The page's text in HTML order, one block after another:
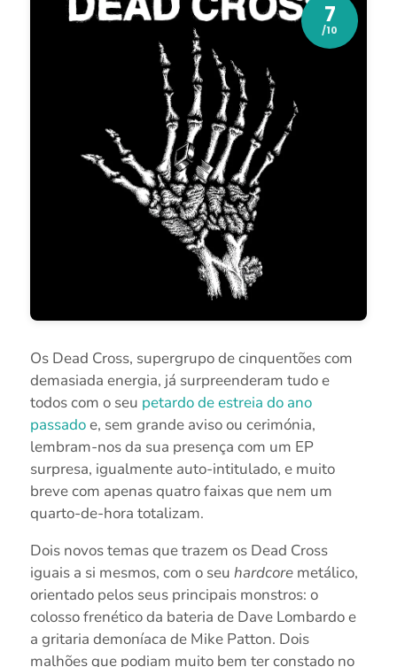
7
/10
Os Dead Cross, supergrupo de cinquentões com
demasiada energia, já surpreenderam tudo e
todos com o seu petardo de estreia do ano
passadoe, sem grande aviso ou cerimónia,
lembram-nos da sua presença com um EP
surpresa, igualmente auto-intitulado, e muito
breve com apenas quatro faixas que nem um
quarto-de-hora totalizam.
Dois novos temas que trazem os Dead Cross
iguais a si mesmos, com o seu hardcoremetálico,
orientado pelos seus principais monstros: o
colosso frenético da bateria de Dave Lombardo e
a gritaria demoníaca de Mike Patton. Dois
malhões que podiam muito bem ter constado no